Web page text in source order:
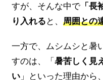
すが、そんな中で「長
り入れる と、 周囲との
一方で、ムシムシと暑
すのは、「 暑苦しく見
い 」といった理由から